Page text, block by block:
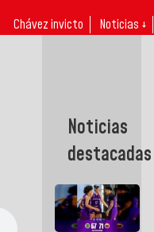
Chávez invicto Noticias ↓
Noticias
destacadas